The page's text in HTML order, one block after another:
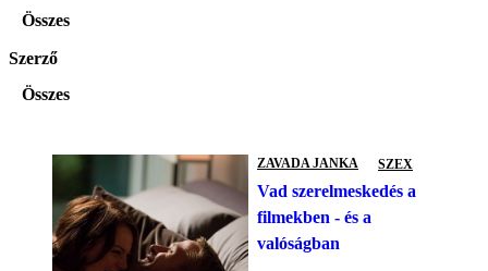
Összes
Szerző
Összes
ZAVADA JANKA SZEX
Vad szerelmeskedés a
filmekben - és a
valóságban